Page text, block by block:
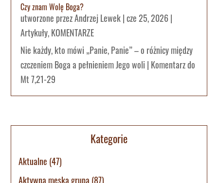
Czy znam Wolę Boga?
utworzone przezAndrzej Lewek|cze 25, 2026|
Artykuły,KOMENTARZE
Nie każdy, kto mówi „Panie, Panie” – o różnicy między
czczeniem Boga a pełnieniem Jego woli | Komentarz do
Mt 7,21-29
Kategorie
Aktualne (47)
Aktywna męska grupa (87)